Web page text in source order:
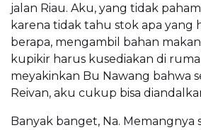
jalan Riau. Aku, yang tidak
karena tidak tahu stok apa yang
berapa, mengambil bahan
kupikir harus kusediakan di
meyakinkan Bu Nawang bahwa
Reivan, aku cukup bisa
Banyak banget, Na. Memangnya